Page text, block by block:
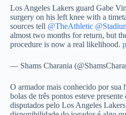
Los Angeles Lakers guard Gabe
surgery on his left knee with a
sources tell @TheAthletic
almost two months for return, but
procedure is now a real likelihood.
— Shams Charania
O armador mais conhecido por sua
bolas de três pontos esteve
disputados pelo Los Angeles